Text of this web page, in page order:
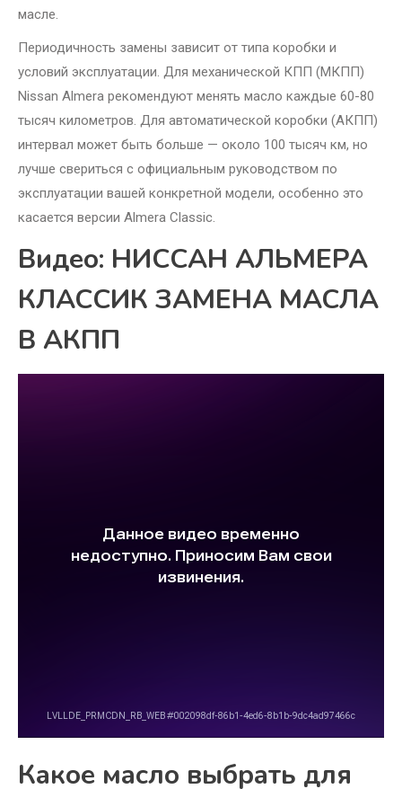
масле.
Периодичность замены зависит от типа коробки и
условий эксплуатации. Для механической КПП (МКПП)
Nissan Almera рекомендуют менять масло каждые 60-80
тысяч километров. Для автоматической коробки (АКПП)
интервал может быть больше — около 100 тысяч км, но
лучше свериться с официальным руководством по
эксплуатации вашей конкретной модели, особенно это
касается версии Almera Classic.
Видео: НИССАН АЛЬМЕРА
КЛАССИК ЗАМЕНА МАСЛА
В АКПП
Какое масло выбрать для